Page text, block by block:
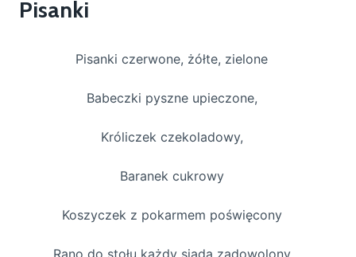
Pisanki
Pisanki czerwone, żółte, zielone
Babeczki pyszne upieczone,
Króliczek czekoladowy,
Baranek cukrowy
Koszyczek z pokarmem poświęcony